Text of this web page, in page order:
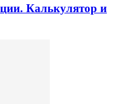
Калькулятор и